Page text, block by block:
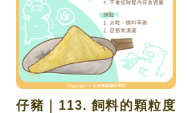
仔豬｜113. 飼料的顆粒度